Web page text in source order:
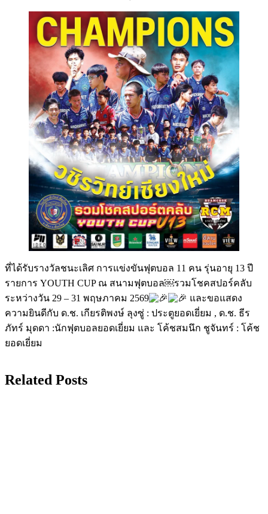
ที่ได้รับรางวัลชนะเลิศ การแข่งขันฟุตบอล 11 คน รุ่นอายุ 13 ปี
รายการ YOUTH CUP ณ สนามฟุตบอล￼รวมโชคสปอร์คลับ
ระหว่างวัน 29 – 31 พฤษภาคม 2569
และขอแสดง
ความยินดีกับ ด.ช. เกียรติพงษ์ ลุงซู่ : ประตูยอดเยี่ยม , ด.ช. ธีร
ภัทร์ มุดดา :นักฟุตบอลยอดเยี่ยม และ โค้ชสมนึก ชูจันทร์ : โค้ช
ยอดเยี่ยม
Related Posts